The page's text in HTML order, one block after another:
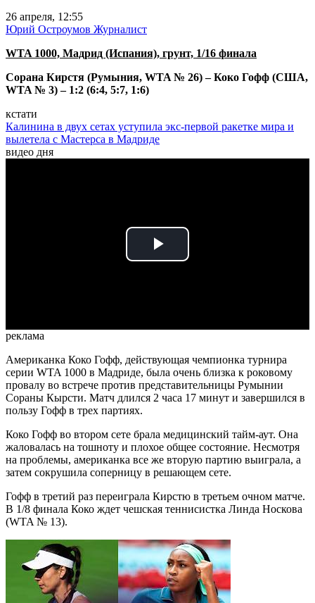
26 апреля, 12:55
Юрий Остроумов Журналист
WTA 1000, Мадрид (Испания), грунт, 1/16 финала
Сорана Кирстя (Румыния, WTA № 26) – Коко Гофф (США,
WTA № 3) – 1:2 (6:4, 5:7, 1:6)
кстати
Калинина в двух сетах уступила экс-первой ракетке мира и
вылетела с Мастерса в Мадриде
видео дня
Play
реклама
Американка Коко Гофф, действующая чемпионка турнира
серии WTA 1000 в Мадриде, была очень близка к роковому
провалу во встрече против представительницы Румынии
Сораны Кырсти. Матч длился 2 часа 17 минут и завершился в
пользу Гофф в трех партиях.
Коко Гофф во втором сете брала медицинский тайм-аут. Она
жаловалась на тошноту и плохое общее состояние. Несмотря
на проблемы, американка все же вторую партию выиграла, а
затем сокрушила соперницу в решающем сете.
Гофф в третий раз переиграла Кирстю в третьем очном матче.
В 1/8 финала Коко ждет чешская теннисистка Линда Носкова
(WTA № 13).